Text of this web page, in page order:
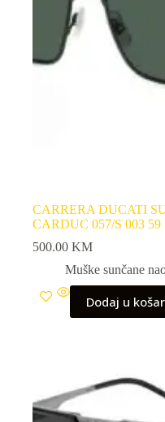
CARRERA DUCATI
CARDUC 057/S 003 59
500.00 KM
Muške sunčane
Dodaj u